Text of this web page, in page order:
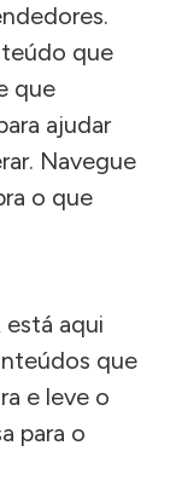
que
que
ajudar
Navegue
o que
aqui
que
e leve o
para o